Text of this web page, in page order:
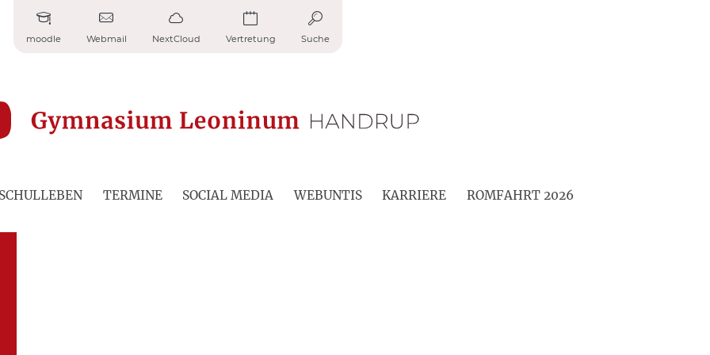
moodle Webmail NextCloud Vertretung Suche
SCHULLEBEN TERMINE SOCIAL MEDIA WEBUNTIS KARRIERE ROMFAHRT 2026